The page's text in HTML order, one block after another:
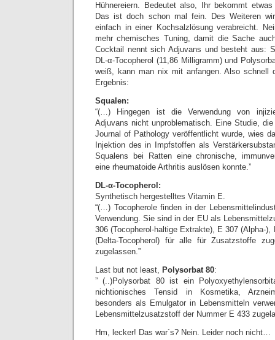
Hühnereiern. Bedeutet also, Ihr bekommt
Das ist doch schon mal fein. Des Weiteren
einfach in einer Kochsalzlösung verabreicht.
mehr chemisches Tuning, damit die Sache
Cocktail nennt sich Adjuvans und besteht aus:
DL-α-Tocopherol (11,86 Milligramm) und
weiß, kann man nix mit anfangen. Also schnell
Ergebnis:
Squalen:
“(…) Hingegen ist die Verwendung von
Adjuvans nicht unproblematisch. Eine Studie,
Journal of Pathology veröffentlicht wurde, wies
Injektion des in Impfstoffen als
Squalens bei Ratten eine chronische,
eine rheumatoide Arthritis auslösen konnte.”
DL-α-Tocopherol:
Synthetisch hergestelltes Vitamin E.
“(…) Tocopherole finden in der
Verwendung. Sie sind in der EU als
306 (Tocopherol-haltige Extrakte), E 307 (Alpha-
(Delta-Tocopherol) für alle für Zusatzstoffe
zugelassen.”
Last but not least, Polysorbat 80:
” (..)Polysorbat 80 ist ein
nichtionisches Tensid in Kosmetika,
besonders als Emulgator in Lebensmitteln
Lebensmittelzusatzstoff der Nummer E 433
Hm, lecker! Das war´s? Nein. Leider noch nicht…